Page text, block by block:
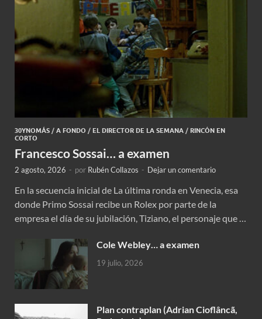
30YNOMÁS / A FONDO / EL DIRECTOR DE LA SEMANA / RINCÓN EN
CORTO
Francesco Sossai… a examen
2 agosto, 2026 - por Rubén Collazos - Dejar un comentario
En la secuencia inicial de La última ronda en Venecia, esa
donde Primo Sossai recibe un Rolex por parte de la
empresa el día de su jubilación, Tiziano, el personaje que …
Cole Webley… a examen
19 julio, 2026
Plan contraplan (Adrian Cioflâncã,